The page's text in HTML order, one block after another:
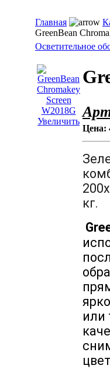
Главная
GreenBean
Осветительное
Увеличить
Цена:
кг.
или